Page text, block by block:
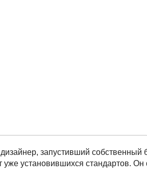
запустивший
установившихся стандартов.